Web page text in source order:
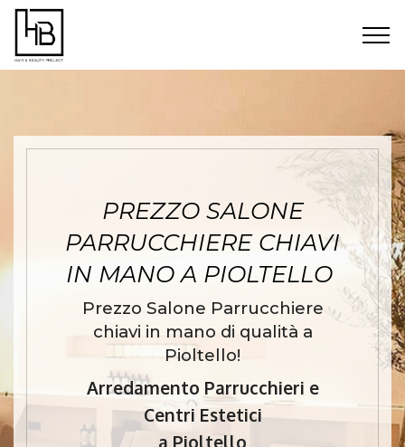
PREZZO SALONE
PARRUCCHIERE CHIAVI
IN MANO A PIOLTELLO
Prezzo Salone Parrucchiere
chiavi in mano di qualità a
Pioltello!
Arredamento Parrucchieri e
Centri Estetici
a Pioltello